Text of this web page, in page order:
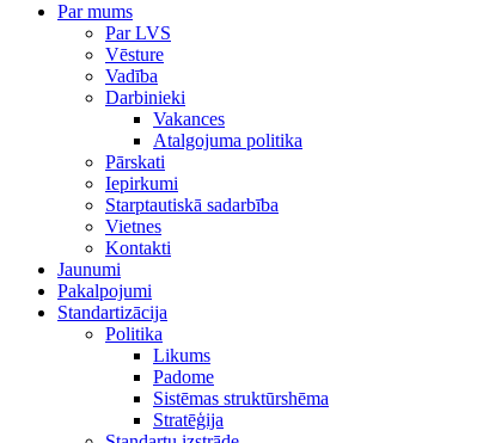
Par mums
Par LVS
Vēsture
Vadība
Darbinieki
Vakances
Atalgojuma politika
Pārskati
Iepirkumi
Starptautiskā sadarbība
Vietnes
Kontakti
Jaunumi
Pakalpojumi
Standartizācija
Politika
Likums
Padome
Sistēmas struktūrshēma
Stratēģija